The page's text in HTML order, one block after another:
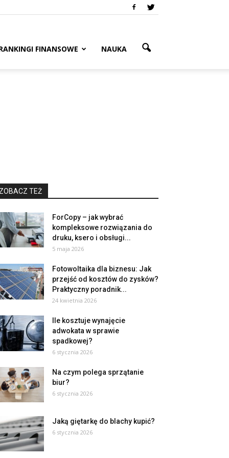
FINANSOWE NAUKA
ZOBACZ TEŻ
ForCopy – jak wybrać
kompleksowe rozwiązania do
druku, ksero i obsługi...
5 maja 2026
Fotowoltaika dla biznesu: Jak
przejść od kosztów do zysków?
Praktyczny poradnik...
24 kwietnia 2026
Ile kosztuje wynajęcie
adwokata w sprawie
spadkowej?
6 stycznia 2026
Na czym polega sprzątanie
biur?
6 stycznia 2026
Jaką giętarkę do blachy kupić?
6 stycznia 2026